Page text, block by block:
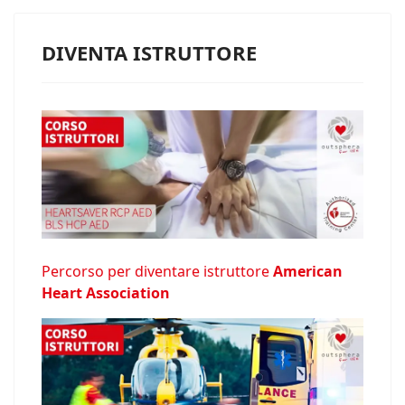
DIVENTA ISTRUTTORE
Percorso per diventare istruttoreAmerican
Heart Association